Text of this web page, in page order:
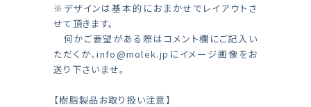
※デザインは基本的におまかせでレイアウトさ
せて頂きます。
何かご要望がある際はコメント欄にご記入い
ただくか、info@molek.jp にイメージ画像をお
送り下さいませ。
【樹脂製品お取り扱い注意】